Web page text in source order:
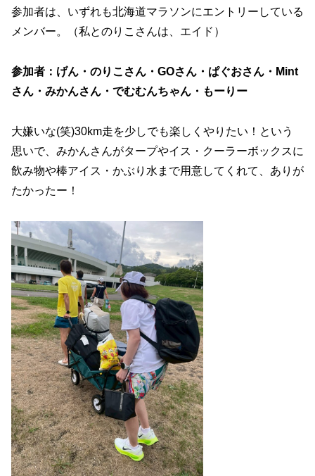
参加者は、いずれも北海道マラソンにエントリーしている
メンバー。（私とのりこさんは、エイド）
参加者：げん・のりこさん・GOさん・ぱぐおさん・Mint
さん・みかんさん・でむむんちゃん・もーりー
大嫌いな(笑)30km走を少しでも楽しくやりたい！という
思いで、みかんさんがタープやイス・クーラーボックスに
飲み物や棒アイス・かぶり水まで用意してくれて、ありが
たかったー！